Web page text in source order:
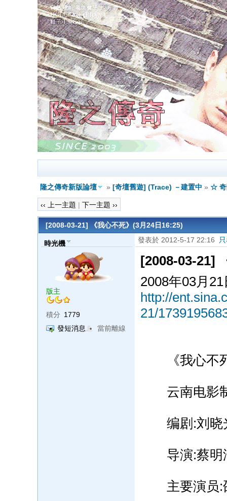
隆之傳奇新版論壇 » [奇壇舊遊] (Trace) －建置中 » ☆
‹‹ 上一主題 | 下一主題 ››
[2008-03-21] 《我心不死》(3月24日16:25)
時光機
版主
積分 1779
發短消息
當前離線
發表於 2012-5-17 22:16
[2008-03-21]
2008年03月
http://
21/
《我心不
云南电影制
编剧:刘晓
导演:蔡明
主要演员: